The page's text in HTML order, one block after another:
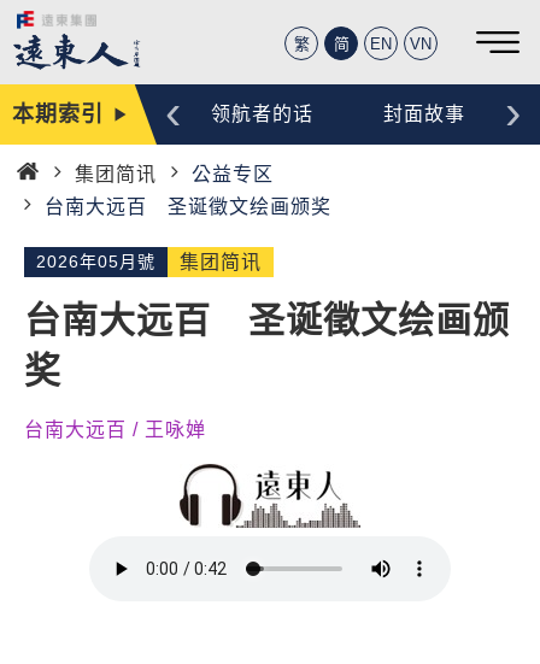
繁 简 EN VN
本期索引编辑手记 领航者的话 封面故事
‹ ›
首
集团简讯
公益专区
台南大远百 圣诞徵文绘画颁奖
2026年05月號 集团简讯
台南大远百 圣诞徵文绘画颁
奖
台南大远百 / 王咏婵